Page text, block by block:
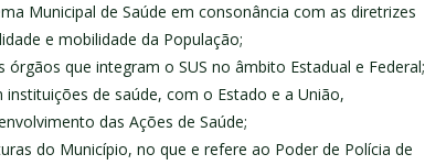
Municipal de Saúde em consonância com as diretrizes
e mobilidade da População;
que integram o SUS no âmbito Estadual e Federal;
de saúde, com o Estado e a União,
das Ações de Saúde;
do Município, no que e refere ao Poder de Polícia de